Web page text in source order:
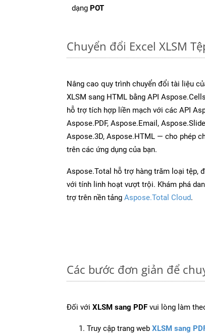
dạng POT
Chuyển đổi Excel XLSM
Nâng cao quy trình chuyển đổi tài liệu
XLSM sang HTML bằng API
hỗ trợ tích hợp liền mạch với các API
Aspose.PDF, Aspose.Email,
Aspose.3D, Aspose.HTML — cho phép
trên các ứng dụng của bạn.
Aspose.Total hỗ trợ hàng trăm loại tệp,
với tính linh hoạt vượt trội. Khám phá
trợ trên nền tảng Aspose.Total Cloud.
Các bước đơn giản để
Đối với XLSM sang PDF vui lòng làm
Truy cập trang web XLSM sang